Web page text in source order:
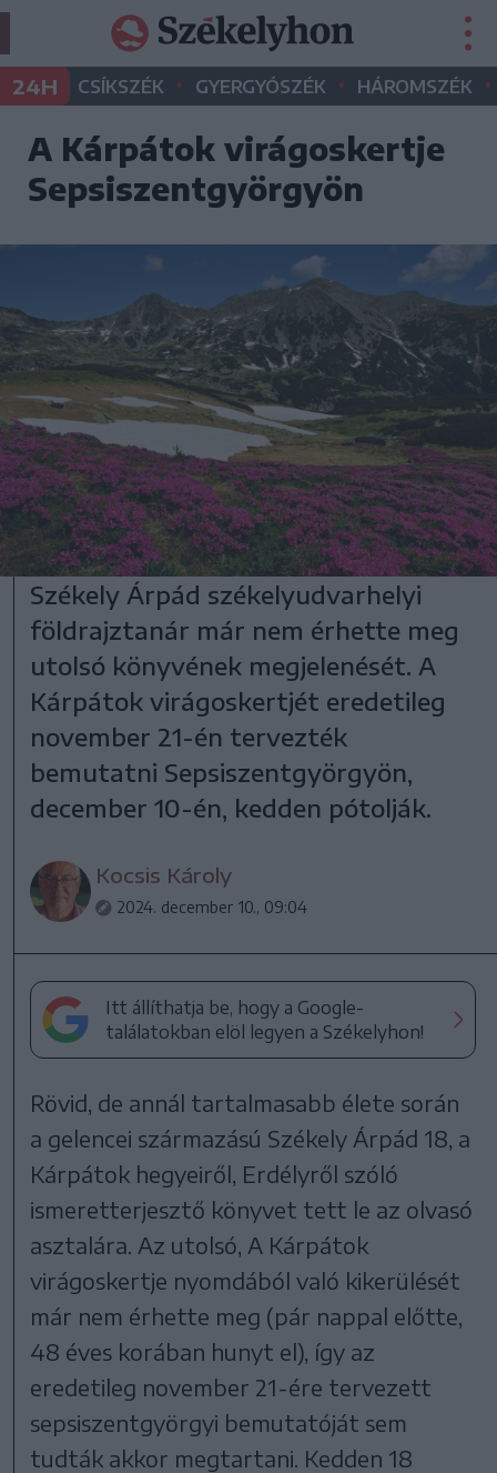
24H CSÍKSZÉK • GYERGYÓSZÉK • HÁROMSZÉK •
A Kárpátok virágoskertje
Sepsiszentgyörgyön
Székely Árpád székelyudvarhelyi
földrajztanár már nem érhette meg
utolsó könyvének megjelenését. A
Kárpátok virágoskertjét eredetileg
november 21-én tervezték
bemutatni Sepsiszentgyörgyön,
december 10-én, kedden pótolják.
Kocsis Károly
2024. december 10., 09:04
Itt állíthatja be, hogy a Google-
találatokban elöl legyen a Székelyhon!
Rövid, de annál tartalmasabb élete során
a gelencei származású Székely Árpád 18, a
Kárpátok hegyeiről, Erdélyről szóló
ismeretterjesztő könyvet tett le az olvasó
asztalára. Az utolsó, A Kárpátok
virágoskertje nyomdából való kikerülését
már nem érhette meg (pár nappal előtte,
48 éves korában hunyt el), így az
eredetileg november 21-ére tervezett
sepsiszentgyörgyi bemutatóját sem
tudták akkor megtartani. Kedden 18